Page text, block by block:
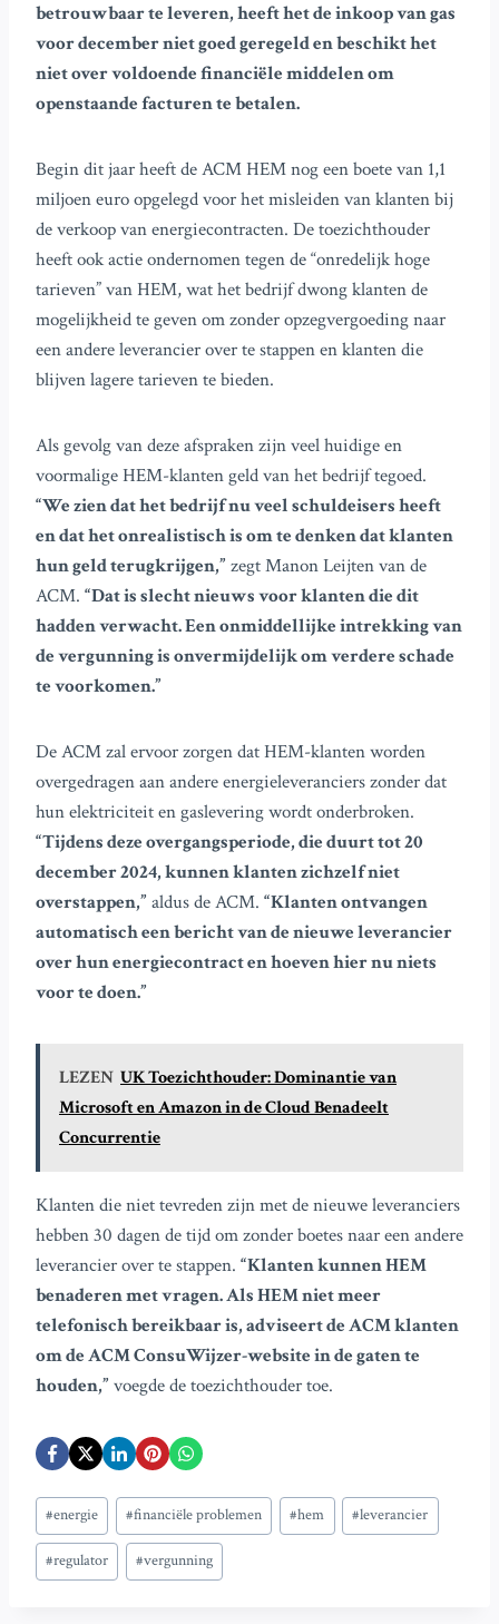
betrouwbaar te leveren, heeft het de inkoop van gas
voor december niet goed geregeld en beschikt het
niet over voldoende financiële middelen om
openstaande facturen te betalen.
Begin dit jaar heeft de ACM HEM nog een boete van 1,1
miljoen euro opgelegd voor het misleiden van klanten bij
de verkoop van energiecontracten. De toezichthouder
heeft ook actie ondernomen tegen de “onredelijk hoge
tarieven” van HEM, wat het bedrijf dwong klanten de
mogelijkheid te geven om zonder opzegvergoeding naar
een andere leverancier over te stappen en klanten die
blijven lagere tarieven te bieden.
Als gevolg van deze afspraken zijn veel huidige en
voormalige HEM-klanten geld van het bedrijf tegoed.
“We zien dat het bedrijf nu veel schuldeisers heeft
en dat het onrealistisch is om te denken dat klanten
hun geld terugkrijgen,” zegt Manon Leijten van de
ACM. “Dat is slecht nieuws voor klanten die dit
hadden verwacht. Een onmiddellijke intrekking van
de vergunning is onvermijdelijk om verdere schade
te voorkomen.”
De ACM zal ervoor zorgen dat HEM-klanten worden
overgedragen aan andere energieleveranciers zonder dat
hun elektriciteit en gaslevering wordt onderbroken.
“Tijdens deze overgangsperiode, die duurt tot 20
december 2024, kunnen klanten zichzelf niet
overstappen,” aldus de ACM. “Klanten ontvangen
automatisch een bericht van de nieuwe leverancier
over hun energiecontract en hoeven hier nu niets
voor te doen.”
LEZEN UK Toezichthouder: Dominantie van
Microsoft en Amazon in de Cloud Benadeelt
Concurrentie
Klanten die niet tevreden zijn met de nieuwe leveranciers
hebben 30 dagen de tijd om zonder boetes naar een andere
leverancier over te stappen. “Klanten kunnen HEM
benaderen met vragen. Als HEM niet meer
telefonisch bereikbaar is, adviseert de ACM klanten
om de ACM ConsuWijzer-website in de gaten te
houden,” voegde de toezichthouder toe.
Bericht
tags:
#energie #financiële problemen #hem #leverancier
#regulator #vergunning